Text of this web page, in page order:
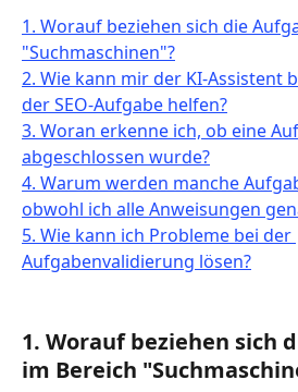
1. Worauf beziehen sich die
"Suchmaschinen"?
2. Wie kann mir der KI-Assistent
der SEO-Aufgabe helfen?
3. Woran erkenne ich, ob eine
abgeschlossen wurde?
4. Warum werden manche
obwohl ich alle Anweisungen
5. Wie kann ich Probleme bei der
Aufgabenvalidierung lösen?
1. Worauf beziehen sich
im Bereich